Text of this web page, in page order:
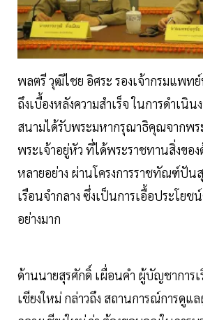
พลตรี วุฒิไชย อิศระ รองเจ้ากรมแพท
ถึงเบื้องหลังความสำเร็จ ในการดำเนิน
สนามได้รับพระมหากรุณาธิคุณจากพร
พระเจ้าอยู่หัว ที่ได้พระราชทานสิ่งขอ
หลายอย่าง ผ่านโครงการราชทัณฑ์ปัน
เรือนจำกลาง ซึ่งเป็นการเอื้อประโย
อย่างมาก
ด้านนายสุรศักดิ์ เผื่อนคำ ผู้บัญชาการเ
เชียงใหม่ กล่าวถึง สถานการณ์การดูแ